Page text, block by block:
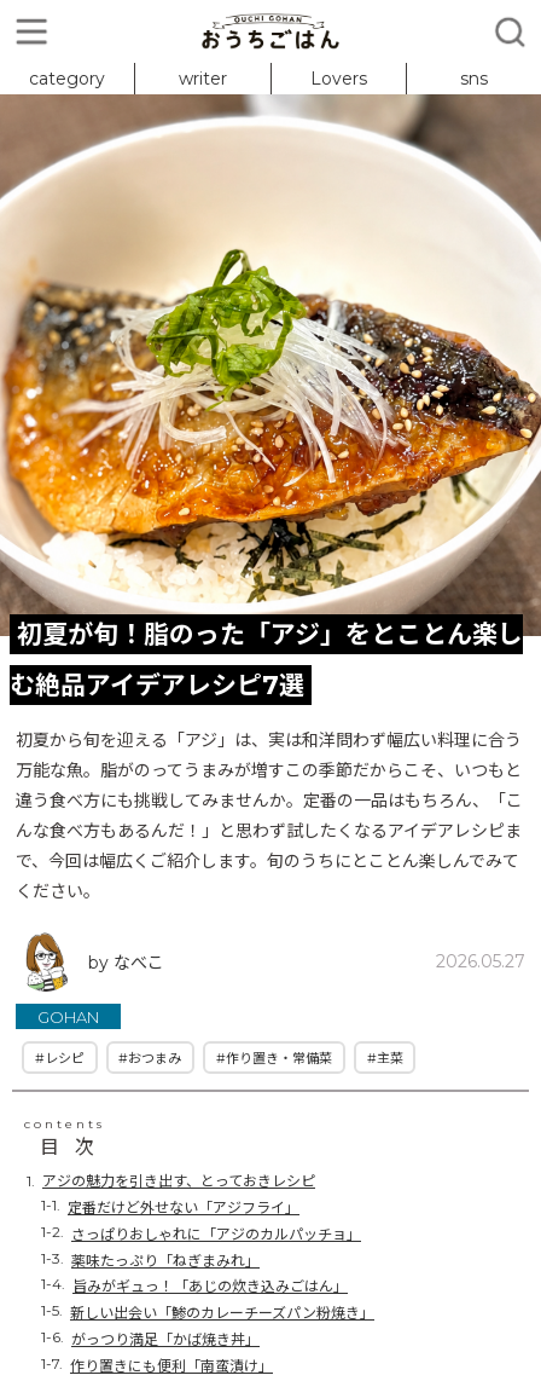
category writer Lovers sns
初夏が旬！脂のった「アジ」をとことん楽し
む絶品アイデアレシピ7選
初夏から旬を迎える「アジ」は、実は和洋問わず幅広い料理に合う
万能な魚。脂がのってうまみが増すこの季節だからこそ、いつもと
違う食べ方にも挑戦してみませんか。定番の一品はもちろん、「こ
んな食べ方もあるんだ！」と思わず試したくなるアイデアレシピま
で、今回は幅広くご紹介します。旬のうちにとことん楽しんでみて
ください。
by なべこ 2026.05.27
GOHAN
#レシピ #おつまみ #作り置き・常備菜 #主菜
contents
目次
アジの魅力を引き出す、とっておきレシピ
定番だけど外せない「アジフライ」
さっぱりおしゃれに「アジのカルパッチョ」
薬味たっぷり「ねぎまみれ」
旨みがギュっ！「あじの炊き込みごはん」
新しい出会い「鯵のカレーチーズパン粉焼き」
がっつり満足「かば焼き丼」
作り置きにも便利「南蛮漬け」